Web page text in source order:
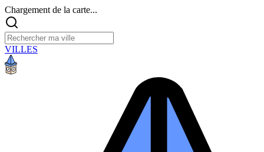
Chargement de la carte...
VILLES